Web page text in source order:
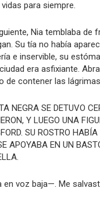
para siempre.
Nia temblaba de
Su tía no había
e inservible, su
era asfixiante.
de contener las
NEGRA SE DETUVO
Y LUEGO UNA
SU ROSTRO HABÍA
APOYABA EN UN
voz baja—. Me